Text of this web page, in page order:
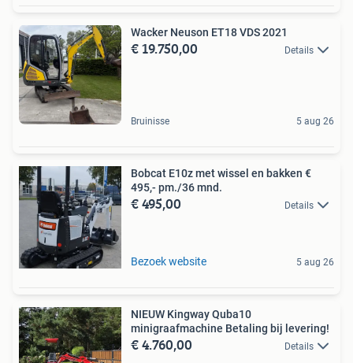
Wacker Neuson ET18 VDS 2021
€ 19.750,00 Details
Bruinisse 5 aug 26
Bobcat E10z met wissel en bakken €
495,- pm./36 mnd.
€ 495,00 Details
Bezoek website 5 aug 26
NIEUW Kingway Quba10
minigraafmachine Betaling bij levering!
€ 4.760,00 Details